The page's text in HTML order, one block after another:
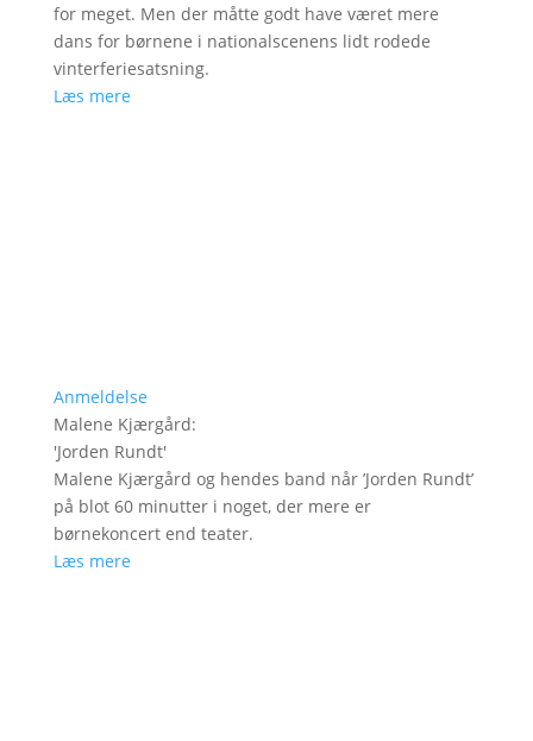
for meget. Men der måtte godt have været mere
dans for børnene i nationalscenens lidt rodede
vinterferiesatsning.
Læs mere
Anmeldelse
Malene Kjærgård:
'Jorden Rundt'
Malene Kjærgård og hendes band når ’Jorden Rundt’
på blot 60 minutter i noget, der mere er
børnekoncert end teater.
Læs mere